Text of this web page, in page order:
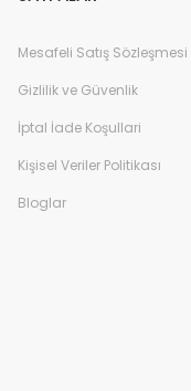
Mesafeli Satış Sözleşmesi
Gizlilik ve Güvenlik
İptal İade Koşullari
Kişisel Veriler Politikası
Bloglar